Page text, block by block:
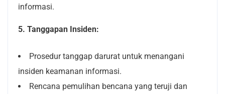
informasi.
5. Tanggapan Insiden:
Prosedur tanggap darurat untuk menangani
insiden keamanan informasi.
Rencana pemulihan bencana yang teruji dan